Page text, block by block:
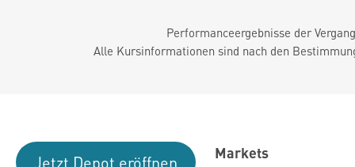
Performanceergebnisse der
Alle Kursinformationen sind nach den
Jetzt Depot eröffnen
Markets